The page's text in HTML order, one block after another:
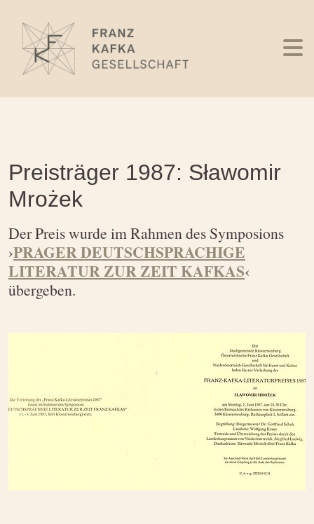
Preisträger 1987: Sławomir
Mrożek
Der Preis wurde im Rahmen des Symposions
›PRAGER DEUTSCHSPRACHIGE
LITERATUR ZUR ZEIT KAFKAS‹
übergeben.